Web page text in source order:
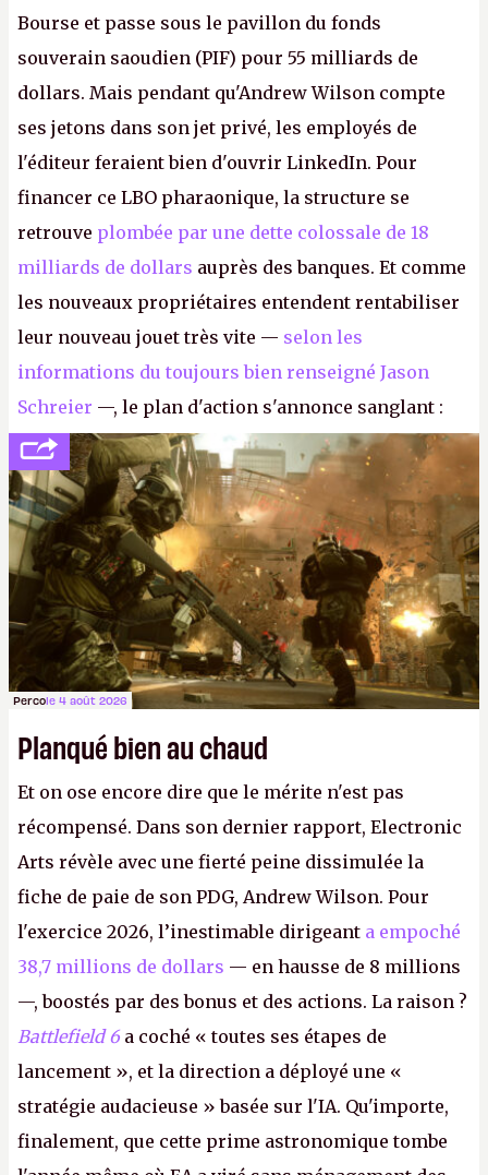
Bourse et passe sous le pavillon du fonds
souverain saoudien (PIF) pour 55 milliards de
dollars. Mais pendant qu'Andrew Wilson compte
ses jetons dans son jet privé, les employés de
l'éditeur feraient bien d'ouvrir LinkedIn. Pour
financer ce LBO pharaonique, la structure se
retrouve plombée par une dette colossale de 18
milliards de dollars auprès des banques. Et comme
les nouveaux propriétaires entendent rentabiliser
leur nouveau jouet très vite — selon les
informations du toujours bien renseigné Jason
Schreier —, le plan d'action s'annonce sanglant :
réductions de coûts drastiques, fermetures de
studios et licenciements massifs. En gros, essorer
FCetBattlefield, puis virer le reste.P.
Percole 4 août 2026
Planqué bien au chaud
Et on ose encore dire que le mérite n'est pas
récompensé. Dans son dernier rapport, Electronic
Arts révèle avec une fierté peine dissimulée la
fiche de paie de son PDG, Andrew Wilson. Pour
l'exercice 2026, l’inestimable dirigeant a empoché
38,7 millions de dollars — en hausse de 8 millions
—, boostés par des bonus et des actions. La raison ?
Battlefield 6 a coché « toutes ses étapes de
lancement », et la direction a déployé une «
stratégie audacieuse » basée sur l'IA. Qu'importe,
finalement, que cette prime astronomique tombe